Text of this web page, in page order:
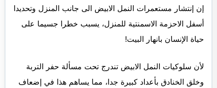
إن إنتشار مستعمرات النمل الابيض الى جانب المنزل وتحديدا
أسفل الاحزمة الاسمنتية للمنزل، يسبب خطرا جسيما على
حياة الإنسان بانهار البيت!
لأن سلوكيات النمل الابيض تندرج تحت مسألة حفر التربة
وخلق الخنادق بأعداد كبيرة جدا، مما يساهم هذا في إضعاف